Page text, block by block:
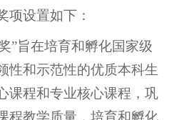
项设置如下：
”旨在培育和孵化国家级
性和示范性的优质本科生
课程和专业核心课程，巩
程教学质量，培育和孵化